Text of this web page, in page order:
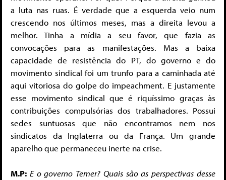
a luta nas ruas. É verdade que a esquerda veio num
crescendo nos últimos meses, mas a direita levou a
melhor. Tinha a mídia a seu favor, que fazia as
convocações para as manifestações. Mas a baixa
capacidade de resistência do PT, do governo e do
movimento sindical foi um trunfo para a caminhada até
aqui vitoriosa do golpe do impeachment. E justamente
esse movimento sindical que é riquíssimo graças às
contribuições compulsórias dos trabalhadores. Possui
sedes suntuosas que não encontramos nem nos
sindicatos da Inglaterra ou da França. Um grande
aparelho que permaneceu inerte na crise.
M.P: E o governo Temer? Quais são as perspectivas desse